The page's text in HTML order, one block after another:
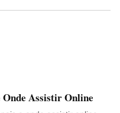
Onde Assistir Online